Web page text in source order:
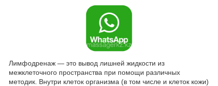
Лимфодренаж — это вывод лишней жидкости из
межклеточного пространства при помощи различных
методик. Внутри клеток организма (в том числе и клеток кожи)